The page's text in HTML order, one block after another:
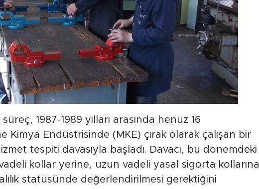
1987-1989 yılları arasında henüz 16
Kimya Endüstrisinde (MKE) çırak olarak çalışan bir
tespiti davasıyla başladı. Davacı, bu dönemdeki
vadeli kollar yerine, uzun vadeli yasal sigorta kollarına
statüsünde değerlendirilmesi gerektiğini